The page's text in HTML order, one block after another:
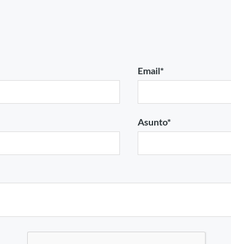
Email*
Asunto*